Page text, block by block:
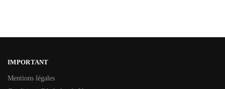
IMPORTANT
Mentions légales